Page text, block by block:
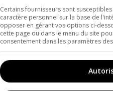
Certains fournisseurs sont
caractère personnel sur la base de
opposer en gérant vos options ci-
cette page ou dans le menu du site
consentement dans les paramètres